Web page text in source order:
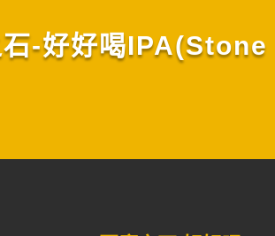
石-好好喝